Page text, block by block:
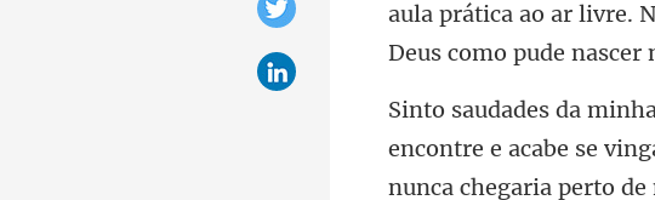
encontre e acabe se